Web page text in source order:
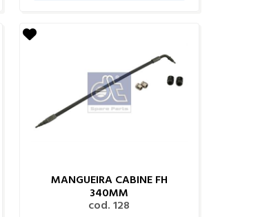
MANGUEIRA CABINE FH
340MM
cod. 128